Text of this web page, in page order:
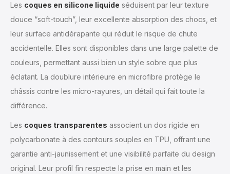
Les coques en silicone liquide séduisent par leur texture
douce “soft-touch”, leur excellente absorption des chocs, et
leur surface antidérapante qui réduit le risque de chute
accidentelle. Elles sont disponibles dans une large palette de
couleurs, permettant aussi bien un style sobre que plus
éclatant. La doublure intérieure en microfibre protège le
châssis contre les micro-rayures, un détail qui fait toute la
différence.
Les coques transparentes associent un dos rigide en
polycarbonate à des contours souples en TPU, offrant une
garantie anti-jaunissement et une visibilité parfaite du design
original. Leur profil fin respecte la prise en main et les